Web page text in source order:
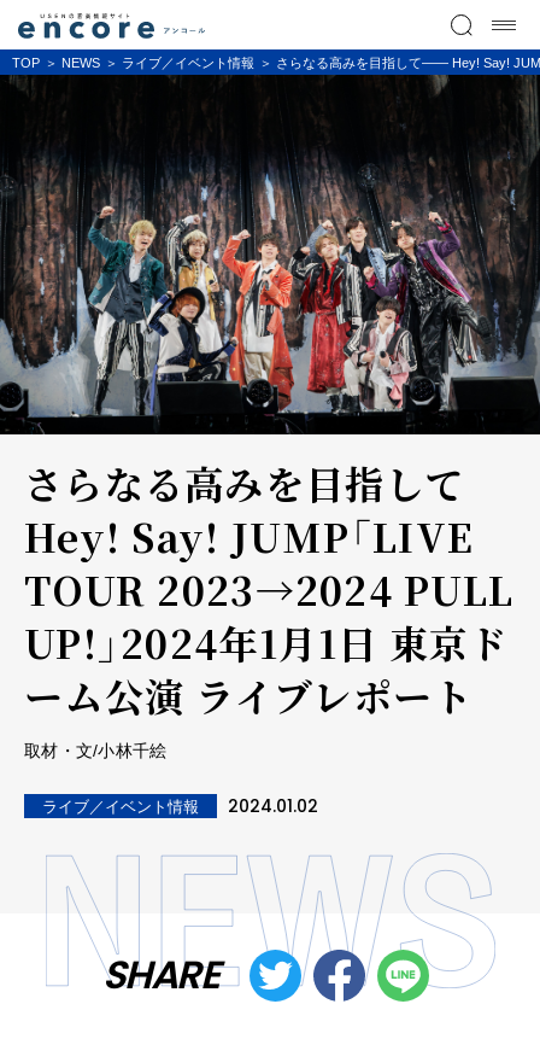
TOP NEWS ライブ／イベント情報 さらなる高みを目指して―― Hey! Say!
さらなる高みを目指して――
Hey! Say! JUMP「LIVE
TOUR 2023→2024 PULL
UP!」2024年1月1日 東京ド
ーム公演 ライブレポート
取材・文/小林千絵
ライブ／イベント情報 2024.01.02
SHARE